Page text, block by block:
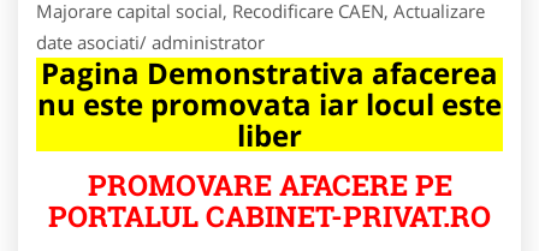
Majorare capital social, Recodificare CAEN, Actualizare
date asociati/ administrator
Pagina Demonstrativa afacerea
nu este promovata iar locul este
liber
PROMOVARE AFACERE PE
PORTALUL CABINET-PRIVAT.RO